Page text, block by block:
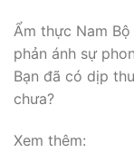
Ẩm thực Nam
phản ánh sự
Bạn đã có dịp
chưa?
Xem thêm: